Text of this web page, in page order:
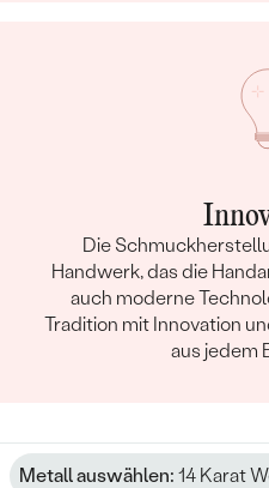
Die
Handwerk, das die
auch moderne
Tradition mit Innovation
aus jedem
Metall auswählen: 14 Karat